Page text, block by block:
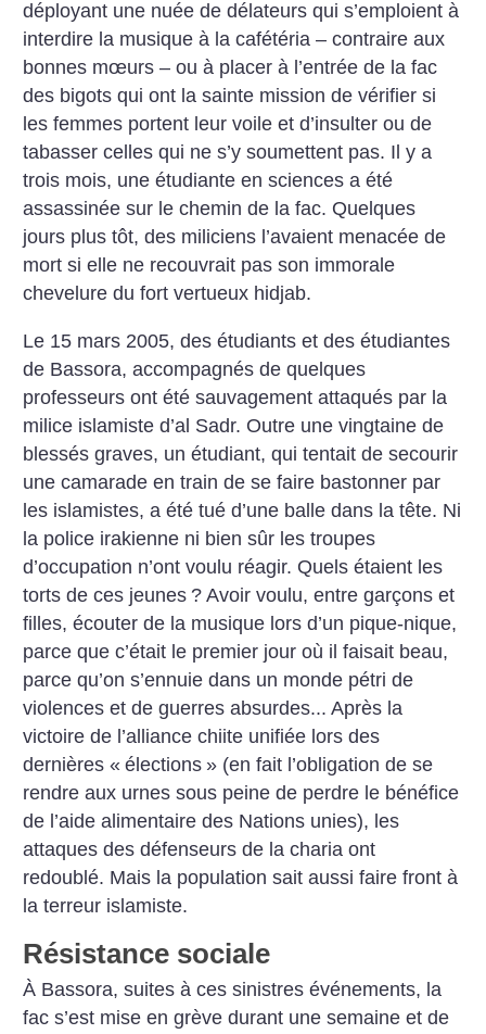
déployant une nuée de délateurs qui s’emploient à
interdire la musique à la cafétéria – contraire aux
bonnes mœurs – ou à placer à l’entrée de la fac
des bigots qui ont la sainte mission de vérifier si
les femmes portent leur voile et d’insulter ou de
tabasser celles qui ne s’y soumettent pas. Il y a
trois mois, une étudiante en sciences a été
assassinée sur le chemin de la fac. Quelques
jours plus tôt, des miliciens l’avaient menacée de
mort si elle ne recouvrait pas son immorale
chevelure du fort vertueux hidjab.
Le 15 mars 2005, des étudiants et des étudiantes
de Bassora, accompagnés de quelques
professeurs ont été sauvagement attaqués par la
milice islamiste d’al Sadr. Outre une vingtaine de
blessés graves, un étudiant, qui tentait de secourir
une camarade en train de se faire bastonner par
les islamistes, a été tué d’une balle dans la tête. Ni
la police irakienne ni bien sûr les troupes
d’occupation n’ont voulu réagir. Quels étaient les
torts de ces jeunes ? Avoir voulu, entre garçons et
filles, écouter de la musique lors d’un pique-nique,
parce que c’était le premier jour où il faisait beau,
parce qu’on s’ennuie dans un monde pétri de
violences et de guerres absurdes... Après la
victoire de l’alliance chiite unifiée lors des
dernières « élections » (en fait l’obligation de se
rendre aux urnes sous peine de perdre le bénéfice
de l’aide alimentaire des Nations unies), les
attaques des défenseurs de la charia ont
redoublé. Mais la population sait aussi faire front à
la terreur islamiste.
Résistance sociale
À Bassora, suites à ces sinistres événements, la
fac s’est mise en grève durant une semaine et de